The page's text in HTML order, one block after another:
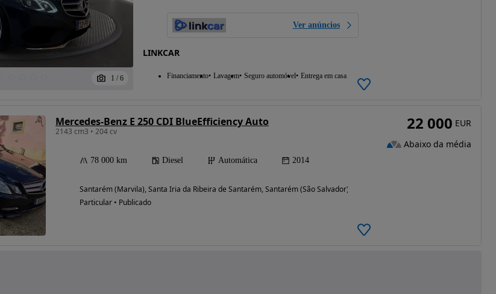
1 / 6
Ver anúncios
LINKCAR
Financiamento Lavagem Seguro automóvel Entrega em casa
Mercedes-Benz E 250 CDI BlueEfficiency Auto
2143 cm3 • 204 cv
78 000 km Diesel Automática 2014
Santarém (Marvila), Santa Iria da Ribeira de Santarém, Santarém (São Salvador) e (Santarém)
Particular • Publicado
22 000 EUR
Abaixo da média